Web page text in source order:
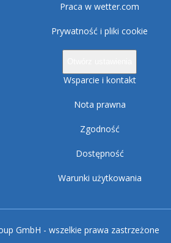
Praca w wetter.com
Prywatność i pliki cookie
Wsparcie i kontakt
Nota prawna
Zgodność
Dostępność
Warunki użytkowania
GmbH - wszelkie prawa zastrzeżone